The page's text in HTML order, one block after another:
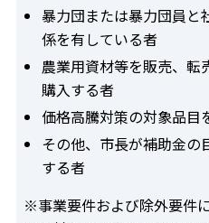
暴力団または暴力団員と
係を有している者
農業用資材等を販売、転
購入する者
価格高騰対策の対象品目
その他、市長が補助金の
する者
※事業要件および除外要件